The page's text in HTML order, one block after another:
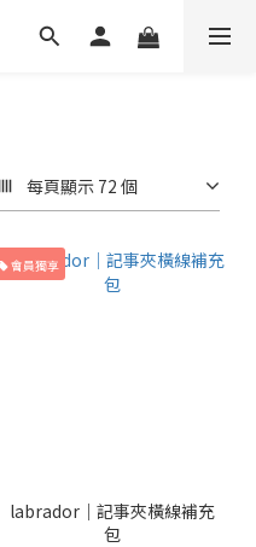
每頁顯示 72 個
會員獨享
labrador｜記事夾橫線補充
包